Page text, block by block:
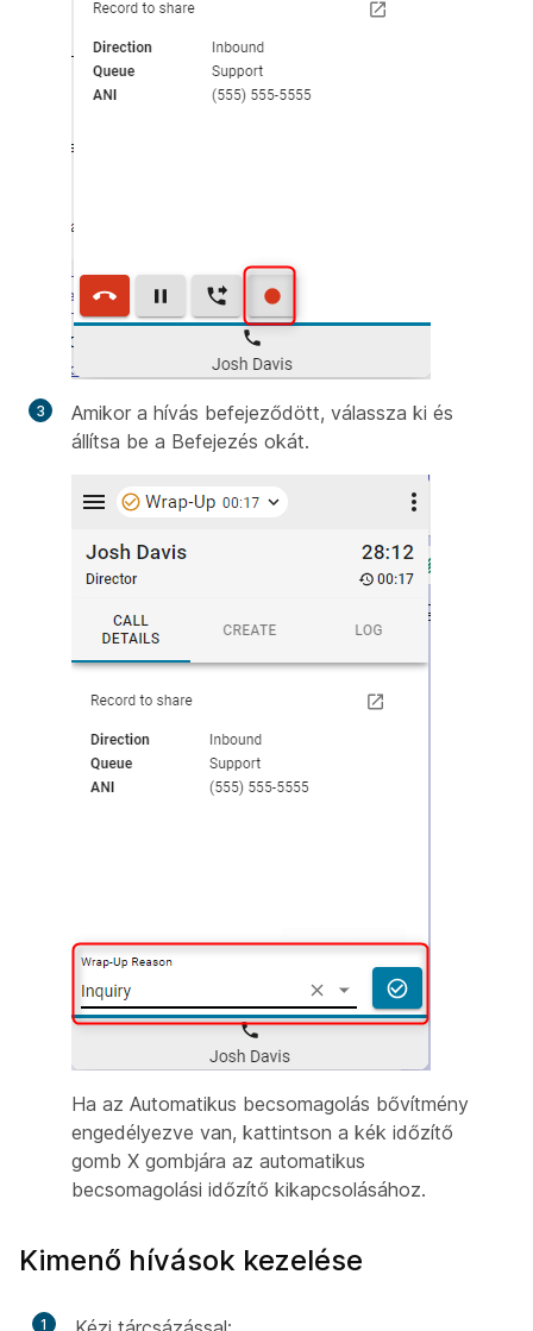
Amikor a hívás befejeződött, válassza ki és
állítsa be a Befejezés okát.
Ha az Automatikus becsomagolás bővítmény
engedélyezve van, kattintson a kék időzítő
gomb X gombjára az automatikus
becsomagolási időzítő kikapcsolásához.
Kimenő hívások kezelése
1